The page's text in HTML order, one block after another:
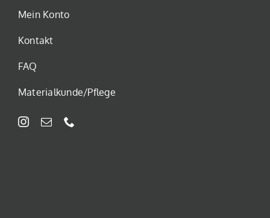
Mein Konto
Kontakt
FAQ
Materialkunde/Pflege